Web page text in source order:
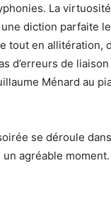
La
diction parfaite
en allitération,
d’erreurs de
Ménard au
se déroule
agréable moment.